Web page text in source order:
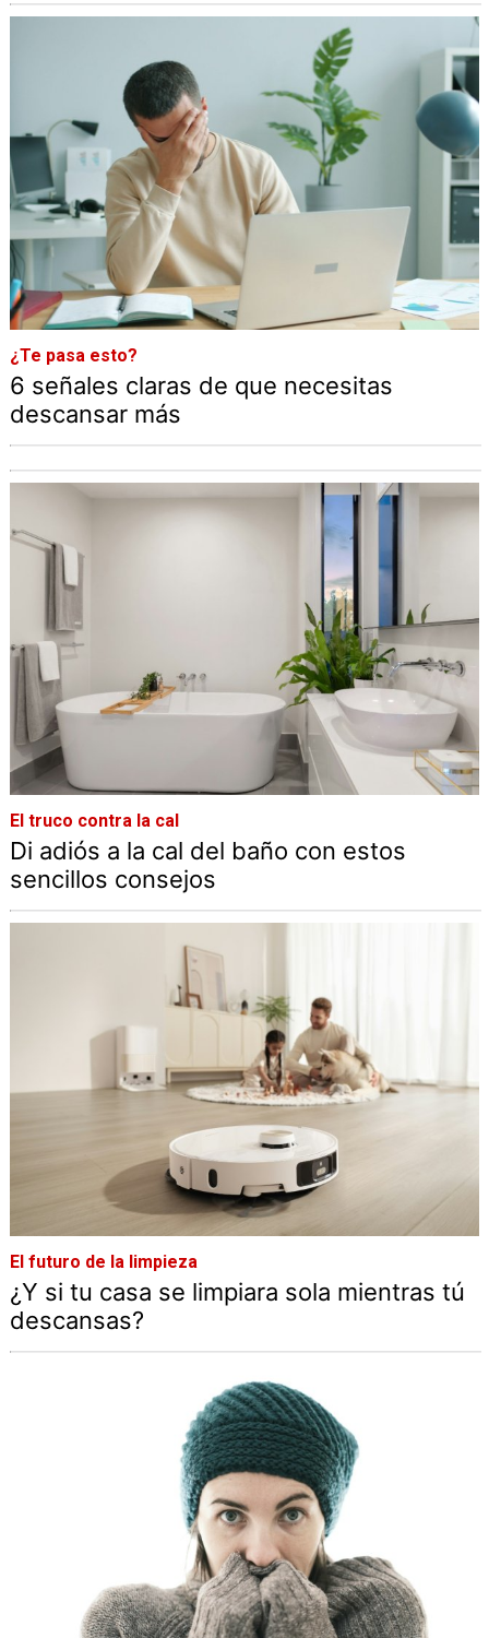
¿Te pasa esto?
6 señales claras de que necesitas
descansar más
El truco contra la cal
Di adiós a la cal del baño con estos
sencillos consejos
El futuro de la limpieza
¿Y si tu casa se limpiara sola mientras tú
descansas?